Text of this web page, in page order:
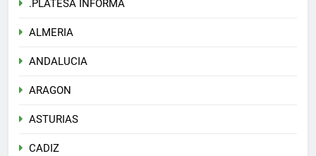
.PLATESA INFORMA
ALMERIA
ANDALUCIA
ARAGON
ASTURIAS
CADIZ